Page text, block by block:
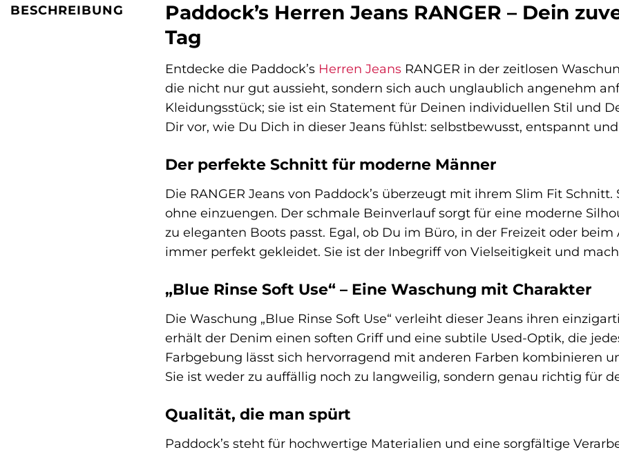
BESCHREIBUNG
Paddock’s Herren Jeans RANGER – Dein
Tag
Entdecke die Paddock’s Herren Jeans RANGER in der zeitlosen
die nicht nur gut aussieht, sondern sich auch unglaublich angenehm
Kleidungsstück; sie ist ein Statement für Deinen individuellen Stil und
Dir vor, wie Du Dich in dieser Jeans fühlst: selbstbewusst, entspannt
Der perfekte Schnitt für moderne Männer
Die RANGER Jeans von Paddock’s überzeugt mit ihrem Slim Fit
ohne einzuengen. Der schmale Beinverlauf sorgt für eine moderne
zu eleganten Boots passt. Egal, ob Du im Büro, in der Freizeit oder
immer perfekt gekleidet. Sie ist der Inbegriff von Vielseitigkeit und
„Blue Rinse Soft Use“ – Eine Waschung mit Charakter
Die Waschung „Blue Rinse Soft Use“ verleiht dieser Jeans ihren
erhält der Denim einen soften Griff und eine subtile Used-Optik, die
Farbgebung lässt sich hervorragend mit anderen Farben kombinieren
Sie ist weder zu auffällig noch zu langweilig, sondern genau richtig für
Qualität, die man spürt
Paddock’s steht für hochwertige Materialien und eine sorgfältige